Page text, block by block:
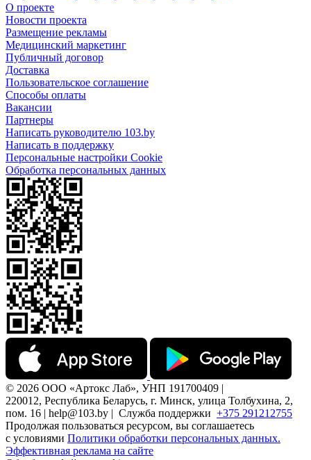
О проекте
Новости проекта
Размещение рекламы
Медицинский маркетинг
Публичный договор
Доставка
Пользовательское соглашение
Способы оплаты
Вакансии
Партнеры
Написать руководителю 103.by
Написать в поддержку
Персональные настройки Cookie
Обработка персональных данных
© 2026 ООО «Артокс Лаб», УНП 191700409 |
220012, Республика Беларусь, г. Минск, улица Толбухина, 2,
пом. 16 | help@103.by | Служба поддержки +375 291212755
Продолжая пользоваться ресурсом, вы соглашаетесь
с условиями Политики обработки персональных данных.
Эффективная реклама на сайте